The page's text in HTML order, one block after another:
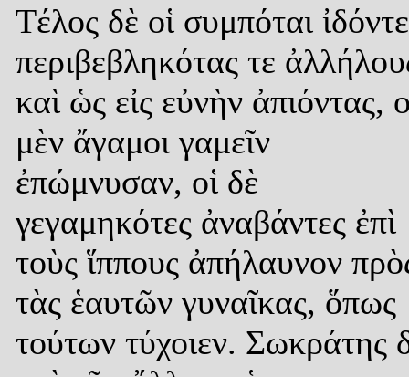
Τέλος δὲ οἱ συμπόται
περιβεβληκότας τε
καὶ ὡς εἰς εὐνὴν ἀπιόντας,
μὲν ἄγαμοι γαμεῖν
ἐπώμνυσαν, οἱ δὲ
γεγαμηκότες ἀναβάντες ἐπὶ
τοὺς ἵππους ἀπήλαυνον
τὰς ἑαυτῶν γυναῖκας, ὅπως
τούτων τύχοιεν. Σωκράτης